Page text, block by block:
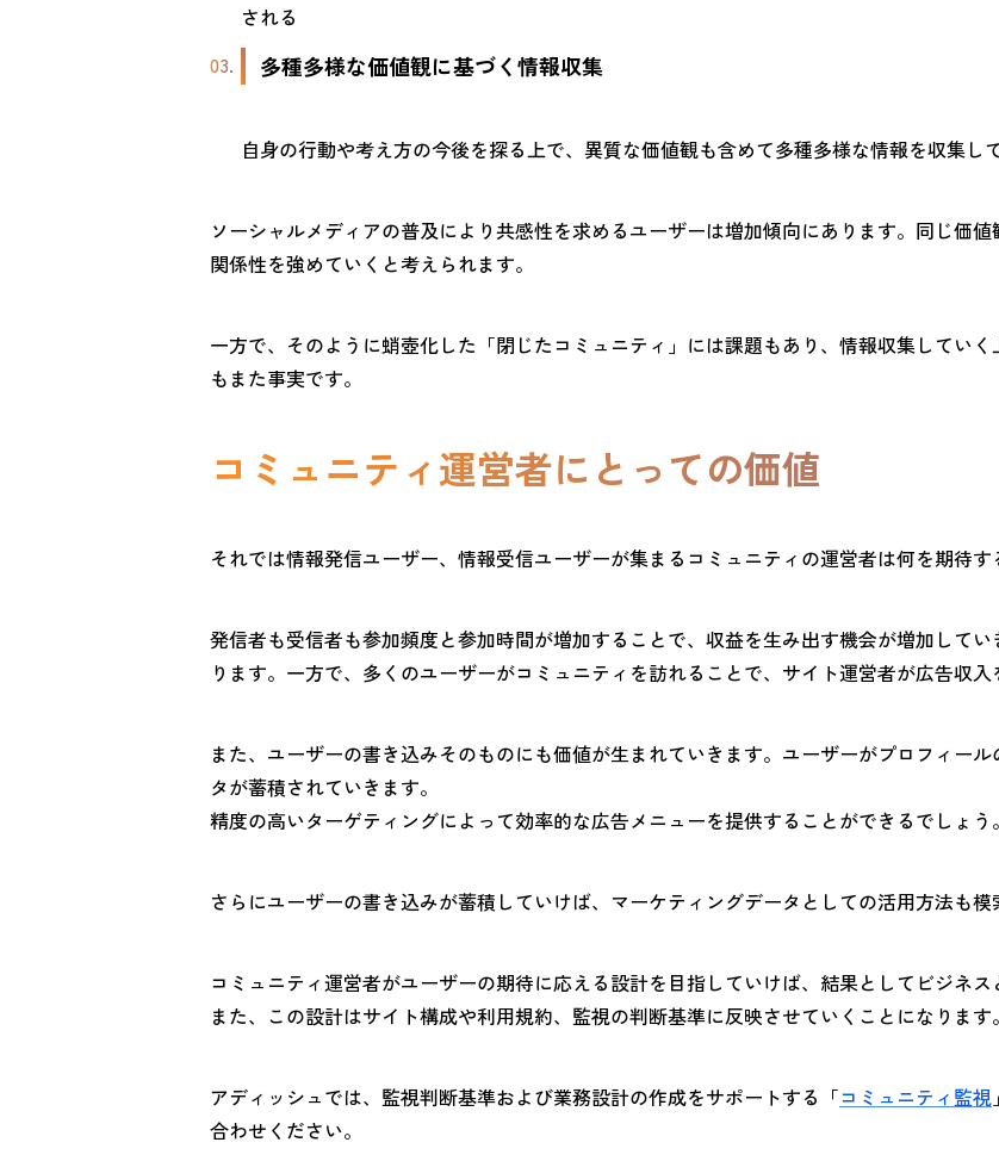
される
多種多様な価値観に基づく情報収集
自身の行動や考え方の今後を探る上で、異質な価値観も含めて多種多様な情報を収集し
ソーシャルメディアの普及により共感性を求めるユーザーは増加傾向にあります。同じ価
関係性を強めていくと考えられます。
一方で、そのように蛸壺化した「閉じたコミュニティ」には課題もあり、情報収集してい
もまた事実です。
コミュニティ運営者にとっての価値
それでは情報発信ユーザー、情報受信ユーザーが集まるコミュニティの運営者は何を期待す
発信者も受信者も参加頻度と参加時間が増加することで、収益を生み出す機会が増加して
ります。一方で、多くのユーザーがコミュニティを訪れることで、サイト運営者が広告収入
また、ユーザーの書き込みそのものにも価値が生まれていきます。ユーザーがプロフィー
タが蓄積されていきます。
精度の高いターゲティングによって効率的な広告メニューを提供することができるでしょう。
さらにユーザーの書き込みが蓄積していけば、マーケティングデータとしての活用方法も模
コミュニティ運営者がユーザーの期待に応える設計を目指していけば、結果としてビジネス
また、この設計はサイト構成や利用規約、監視の判断基準に反映させていくことになります。
アディッシュでは、監視判断基準および業務設計の作成をサポートする「コミュニティ監視
合わせください。